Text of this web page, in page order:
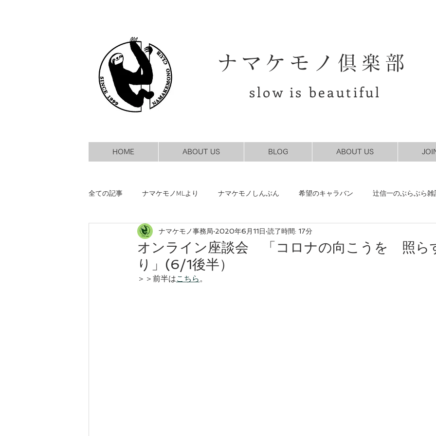
slow is beautiful
ナマケモノ倶楽部
HOME ABOUT US BLOG ABOUT US
全ての記事 ナマケモノMLより ナマケモノしんぶん 希望のキャラバン 辻信一のぶらぶら雑
ローカリゼーション 森林農業 友産友消
オンライン座談会 「コロナの向こうを 照ら
り」(6/1後半）
ナマケモノ事務局 2020年6月11日 読了時間: 17分
＞＞前半はこちら。